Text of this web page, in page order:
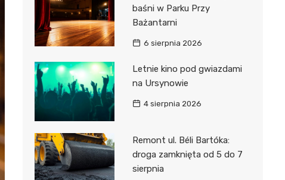
baśni w Parku Przy
Bażantarni
6 sierpnia 2026
Letnie kino pod gwiazdami
na Ursynowie
4 sierpnia 2026
Remont ul. Béli Bartóka:
droga zamknięta od 5 do 7
sierpnia